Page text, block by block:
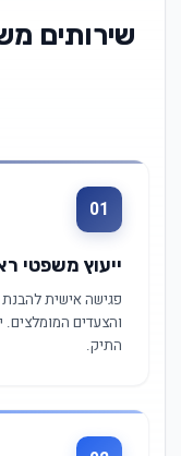
שירותים
01
ייעוץ משפטי
פגישה אישית
והצעדים
התיק.